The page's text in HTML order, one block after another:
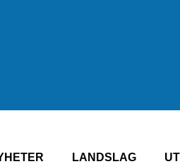
LANDSLAG